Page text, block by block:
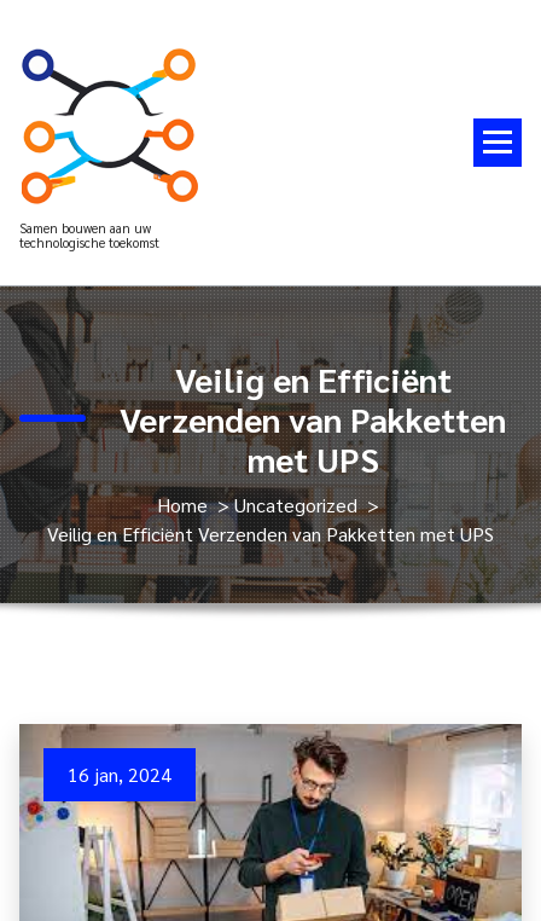
Samen bouwen aan uw
technologische toekomst
Veilig en Efficiënt
Verzenden van Pakketten
met UPS
Home>Uncategorized>
Veilig en Efficiënt Verzenden van Pakketten met UPS
16 jan, 2024